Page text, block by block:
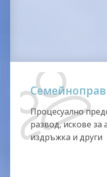
Процесуално
развод, искове за
издръжка и други